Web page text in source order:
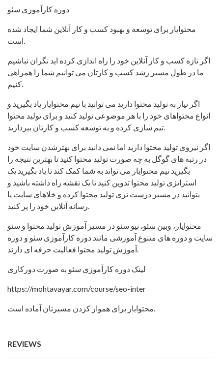
دوره کارآموزی سئو
محتوایار برای توسعه و بهبود کسب و کار آنلاین شما ایجاد شده
اگر تازه کسب و کار آنلاین خود را راه اندازی کرده اید نگران نباشیم
ما در طول مسیر رشد کسب و کارتان می توانیم شما را همراهی
اگر نیاز به تولید محتوا دارید می توانید با تیم محتوایار یاد بگیرید و
انواع محتواهای خود را با هر موضوعی تولید کنید و برای تولید محتوا
اگر نیروی تولید محتوا دارید اما نمی دانید برای بهترشدن سایت خود
در رتبه های گوگل به چه صورت تولید محتوا کنید تا بهترین نتیجه را
بگیرید تیم محتوایار می تواند به شما کمک کند تا یاد بگیرید یک
استراتژی تولید محتوا تدوین کنید تا یک نقشه راه داشته باشید و
بتوانید در مسیر درست تری تولید محتوا کرده و خلاهای سایت یا
محتوایار، وبین سئو، نیو سئو در مسیر آموزش تولید محتوا و سئو
سایت و دوره های متنوع آموزشی مانند دوره کارآموزی سئو و دوره
لینک دوره کارآموزی سئو به صورت دورکاری
https://mohtavayar.com/course/seo-inter
REVIEWS